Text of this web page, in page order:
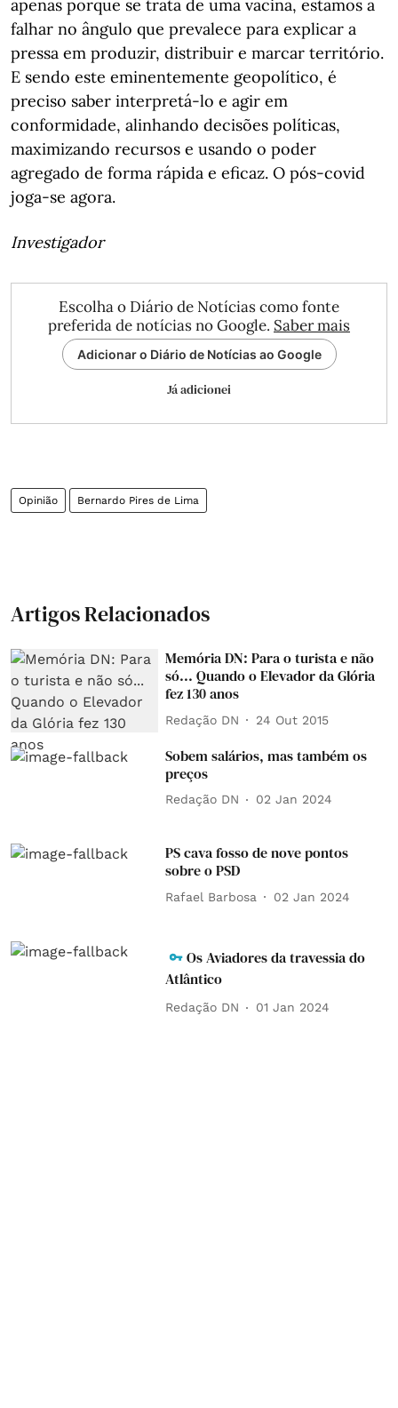
apenas porque se trata de uma vacina, estamos a
falhar no ângulo que prevalece para explicar a
pressa em produzir, distribuir e marcar território.
E sendo este eminentemente geopolítico, é
preciso saber interpretá-lo e agir em
conformidade, alinhando decisões políticas,
maximizando recursos e usando o poder
agregado de forma rápida e eficaz. O pós-covid
joga-se agora.
Investigador
Escolha o Diário de Notícias como fonte
preferida de notícias no Google. Saber mais
Adicionar o Diário de Notícias ao Google
Já adicionei
Opinião Bernardo Pires de Lima
Artigos Relacionados
Memória DN: Para o turista e não
só... Quando o Elevador da Glória
fez 130 anos
Redação DN 24 Out 2015
Sobem salários, mas também os
preços
Redação DN 02 Jan 2024
PS cava fosso de nove pontos
sobre o PSD
Rafael Barbosa 02 Jan 2024
Os Aviadores da travessia do
Atlântico
Redação DN 01 Jan 2024